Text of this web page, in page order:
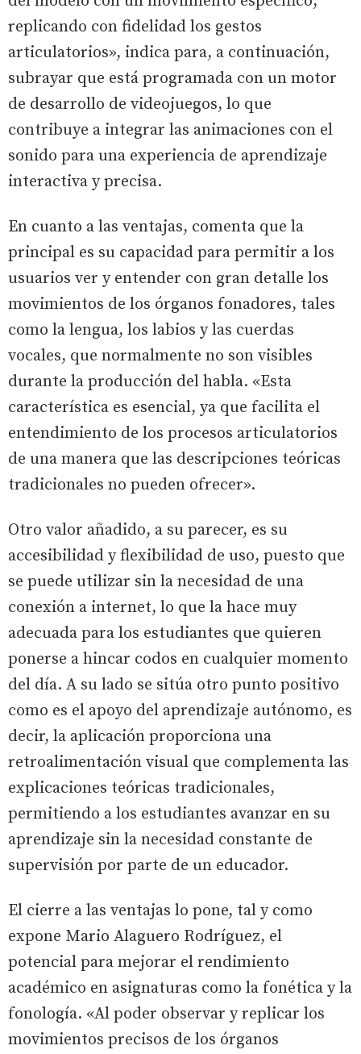
replicando con fidelidad los gestos
articulatorios», indica para, a continuación,
subrayar que está programada con un motor
de desarrollo de videojuegos, lo que
contribuye a integrar las animaciones con el
sonido para una experiencia de aprendizaje
interactiva y precisa.
En cuanto a las ventajas, comenta que la
principal es su capacidad para permitir a los
usuarios ver y entender con gran detalle los
movimientos de los órganos fonadores, tales
como la lengua, los labios y las cuerdas
vocales, que normalmente no son visibles
durante la producción del habla. «Esta
característica es esencial, ya que facilita el
entendimiento de los procesos articulatorios
de una manera que las descripciones teóricas
tradicionales no pueden ofrecer».
Otro valor añadido, a su parecer, es su
accesibilidad y flexibilidad de uso, puesto que
se puede utilizar sin la necesidad de una
conexión a internet, lo que la hace muy
adecuada para los estudiantes que quieren
ponerse a hincar codos en cualquier momento
del día. A su lado se sitúa otro punto positivo
como es el apoyo del aprendizaje autónomo, es
decir, la aplicación proporciona una
retroalimentación visual que complementa las
explicaciones teóricas tradicionales,
permitiendo a los estudiantes avanzar en su
aprendizaje sin la necesidad constante de
supervisión por parte de un educador.
El cierre a las ventajas lo pone, tal y como
expone Mario Alaguero Rodríguez, el
potencial para mejorar el rendimiento
académico en asignaturas como la fonética y la
fonología. «Al poder observar y replicar los
movimientos precisos de los órganos